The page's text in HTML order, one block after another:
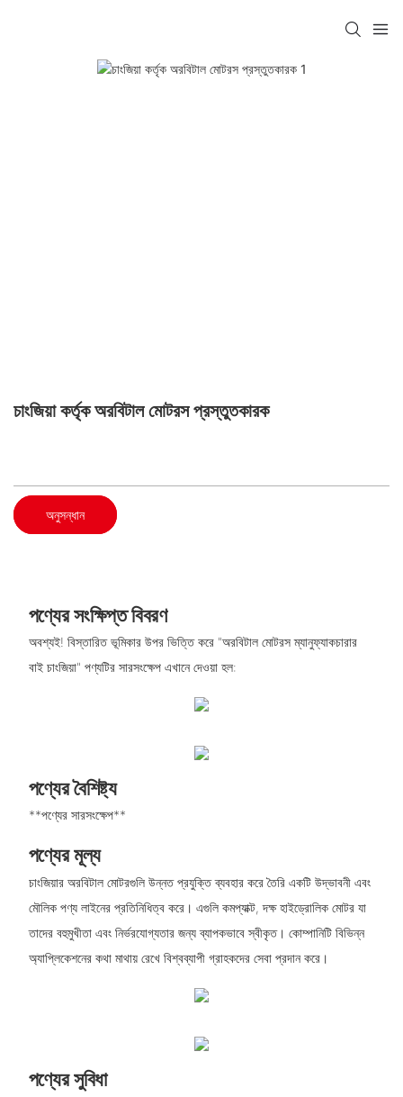
চাংজিয়া কর্তৃক অরবিটাল মোটরস প্রস্তুতকারক
অনুসন্ধান
পণ্যের সংক্ষিপ্ত বিবরণ
অবশ্যই! বিস্তারিত ভূমিকার উপর ভিত্তি করে "অরবিটাল মোটরস ম্যানুফ্যাকচারার
বাই চাংজিয়া" পণ্যটির সারসংক্ষেপ এখানে দেওয়া হল:
পণ্যের বৈশিষ্ট্য
**পণ্যের সারসংক্ষেপ**
পণ্যের মূল্য
চাংজিয়ার অরবিটাল মোটরগুলি উন্নত প্রযুক্তি ব্যবহার করে তৈরি একটি উদ্ভাবনী এবং
মৌলিক পণ্য লাইনের প্রতিনিধিত্ব করে। এগুলি কমপ্যাক্ট, দক্ষ হাইড্রোলিক মোটর যা
তাদের বহুমুখীতা এবং নির্ভরযোগ্যতার জন্য ব্যাপকভাবে স্বীকৃত। কোম্পানিটি বিভিন্ন
অ্যাপ্লিকেশনের কথা মাথায় রেখে বিশ্বব্যাপী গ্রাহকদের সেবা প্রদান করে।
পণ্যের সুবিধা